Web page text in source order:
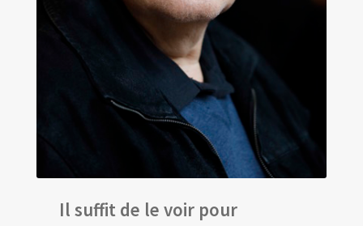
Il suffit de le voir pour